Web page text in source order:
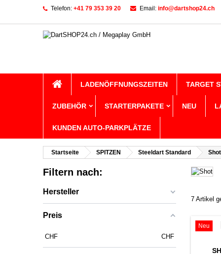
Telefon: +41 79 353 39 20 Email: info@dartshop24.ch
LADENÖFFNUNGSZEITEN TARGET
ZUBEHÖR STARTERPAKETE NEU
KUNDEN AUTO-PARKPLÄTZE
Startseite SPITZEN Steeldart Standard Shot
Filtern nach:
Hersteller
Preis
CHF CHF
7 Artikel
Neu